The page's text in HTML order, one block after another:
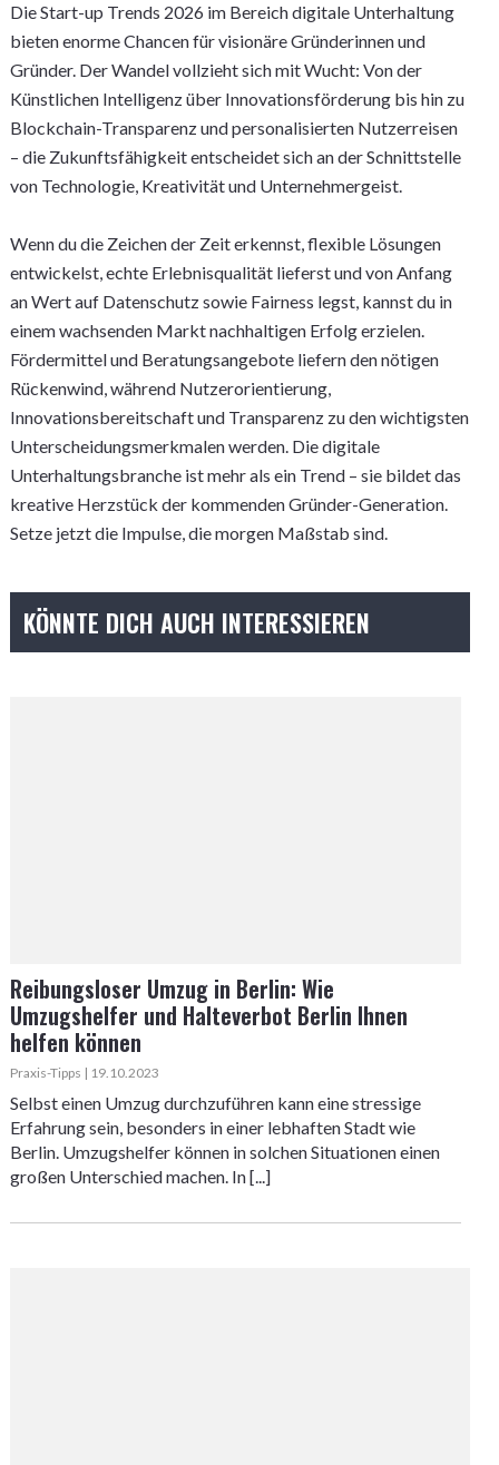
Die Start-up Trends 2026 im Bereich digitale Unterhaltung
bieten enorme Chancen für visionäre Gründerinnen und
Gründer. Der Wandel vollzieht sich mit Wucht: Von der
Künstlichen Intelligenz über Innovationsförderung bis hin zu
Blockchain-Transparenz und personalisierten Nutzerreisen
– die Zukunftsfähigkeit entscheidet sich an der Schnittstelle
von Technologie, Kreativität und Unternehmergeist.
Wenn du die Zeichen der Zeit erkennst, flexible Lösungen
entwickelst, echte Erlebnisqualität lieferst und von Anfang
an Wert auf Datenschutz sowie Fairness legst, kannst du in
einem wachsenden Markt nachhaltigen Erfolg erzielen.
Fördermittel und Beratungsangebote liefern den nötigen
Rückenwind, während Nutzerorientierung,
Innovationsbereitschaft und Transparenz zu den wichtigsten
Unterscheidungsmerkmalen werden. Die digitale
Unterhaltungsbranche ist mehr als ein Trend – sie bildet das
kreative Herzstück der kommenden Gründer-Generation.
Setze jetzt die Impulse, die morgen Maßstab sind.
KÖNNTE DICH AUCH INTERESSIEREN
Reibungsloser Umzug in Berlin: Wie
Umzugshelfer und Halteverbot Berlin Ihnen
helfen können
Praxis-Tipps | 19.10.2023
Selbst einen Umzug durchzuführen kann eine stressige
Erfahrung sein, besonders in einer lebhaften Stadt wie
Berlin. Umzugshelfer können in solchen Situationen einen
großen Unterschied machen. In [...]